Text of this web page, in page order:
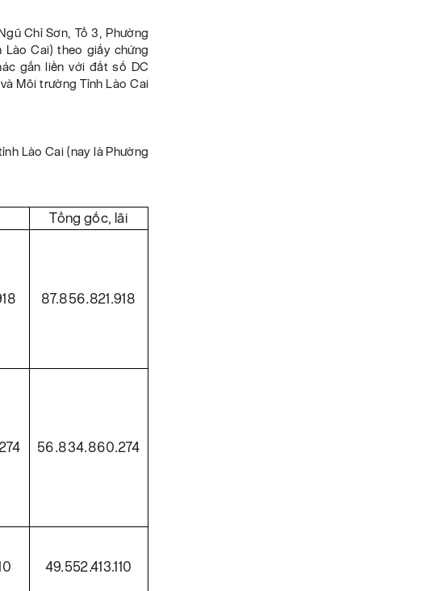
Chỉ Sơn, Tổ 3, Phường
Lào Cai) theo giấy chứng
gắn liền với đất số DC
Môi trường Tỉnh Lào Cai
Lào Cai (nay là Phường
Tổng gốc, lãi
87.856.821.918
56.834.860.274
49.552.413.110